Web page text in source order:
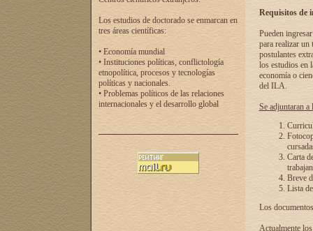
Los estudios de doctorado se enmarcan en
tres áreas científicas:
• Economía mundial
• Instituciones políticas, conflictología
etnopolítica, procesos y tecnologías
políticas y nacionales.
• Problemas políticos de las relaciones
internacionales y el desarrollo global
Requisitos de
Pueden
para realizar un
postulantes
los estudios en
economía o
del ILA.
Se adjuntaran a
Carta
Breve
Lista
Los
Actualmente